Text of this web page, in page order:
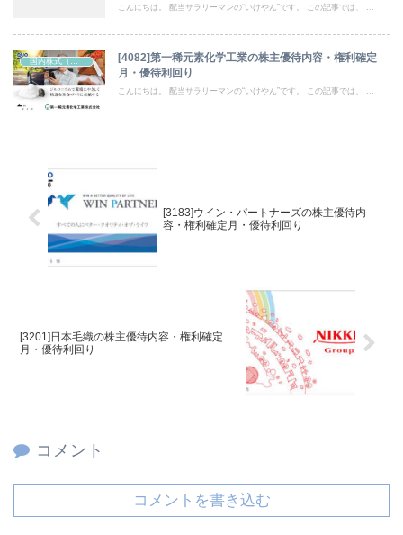
こんにちは。 配当サラリーマンの“いけやん”です。 この記事では、 ...
国内株式（株主優待）
[4082]第一稀元素化学工業の株主優待内容・権利確定
月・優待利回り
こんにちは。 配当サラリーマンの“いけやん”です。 この記事では、 ...
[3183]ウイン・パートナーズの株主優待内
容・権利確定月・優待利回り
[3201]日本毛織の株主優待内容・権利確定
月・優待利回り
コメント
コメントを書き込む